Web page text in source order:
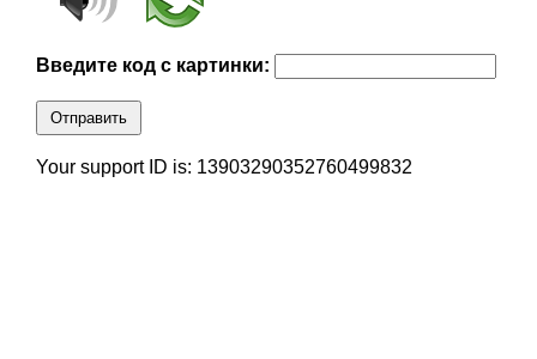
Введите код с картинки:
Отправить
Your support ID is: 13903290352760499832